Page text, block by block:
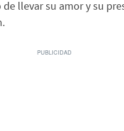
llevar su amor y su